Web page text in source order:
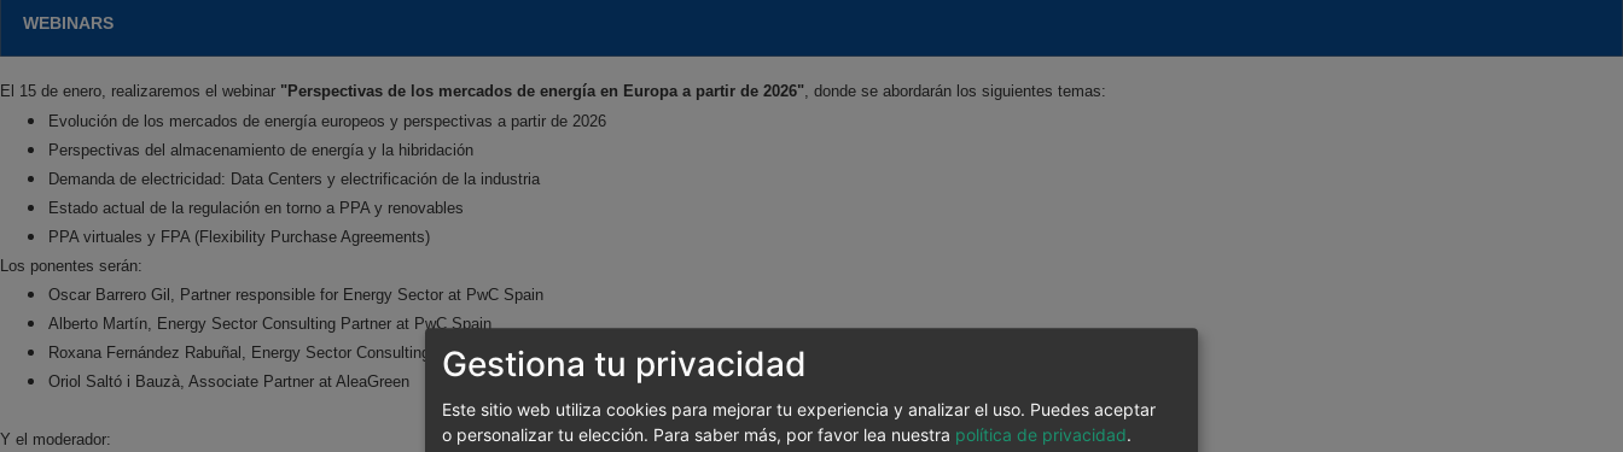
WEBINARS
El 15 de enero, realizaremos el webinar "Perspectivas de los mercados de energía en Europa a partir de 2026", donde se abordarán los siguientes temas:
Evolución de los mercados de energía europeos y perspectivas a partir de 2026
Perspectivas del almacenamiento de energía y la hibridación
Demanda de electricidad: Data Centers y electrificación de la industria
Estado actual de la regulación en torno a PPA y renovables
PPA virtuales y FPA (Flexibility Purchase Agreements)
Los ponentes serán:
Oscar Barrero Gil, Partner responsible for Energy Sector at PwC Spain
Alberto Martín, Energy Sector Consulting Partner at PwC Spain
Roxana Fernández Rabuñal, Energy Sector Consulting Manager at PwC Spain
Oriol Saltó i Bauzà, Associate Partner at AleaGreen
Y el moderador:
Gestiona tu privacidad
Este sitio web utiliza cookies para mejorar tu experiencia y analizar el uso. Puedes aceptar
o personalizar tu elección. Para saber más, por favor lea nuestra política de privacidad.